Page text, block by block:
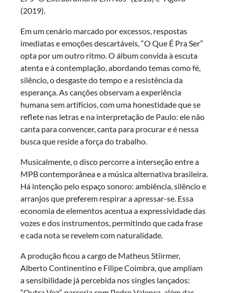
(2019).
Em um cenário marcado por excessos, respostas
imediatas e emoções descartáveis, “O Que É Pra Ser”
opta por um outro ritmo. O álbum convida à escuta
atenta e à contemplação, abordando temas como fé,
silêncio, o desgaste do tempo e a resistência da
esperança. As canções observam a experiência
humana sem artifícios, com uma honestidade que se
reflete nas letras e na interpretação de Paulo: ele não
canta para convencer, canta para procurar e é nessa
busca que reside a força do trabalho.
Musicalmente, o disco percorre a interseção entre a
MPB contemporânea e a música alternativa brasileira.
Há intenção pelo espaço sonoro: ambiência, silêncio e
arranjos que preferem respirar a apressar-se. Essa
economia de elementos acentua a expressividade das
vozes e dos instrumentos, permitindo que cada frase
e cada nota se revelem com naturalidade.
A produção ficou a cargo de Matheus Stiirmer,
Alberto Continentino e Filipe Coimbra, que ampliam
a sensibilidade já percebida nos singles lançados: